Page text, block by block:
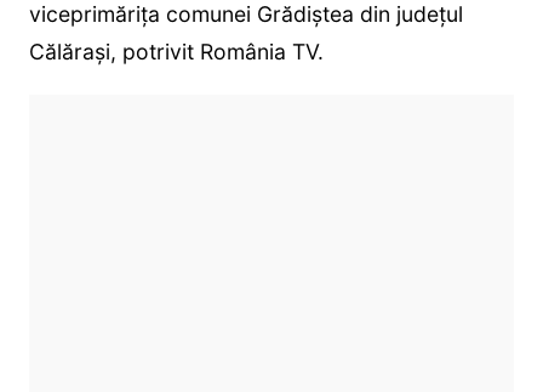
viceprimărița comunei Grădiștea din județul
Călărași, potrivit România TV.